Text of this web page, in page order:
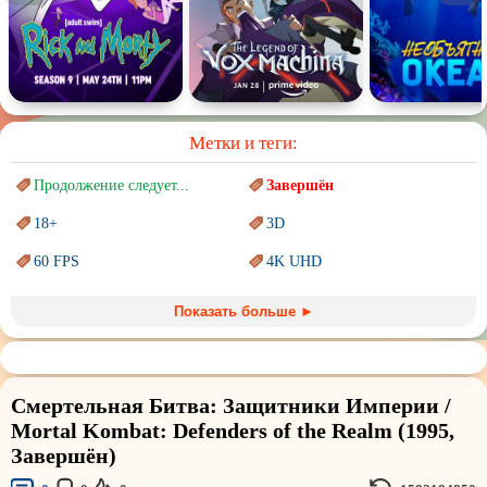
Метки и теги:
Продолжение следует... Завершён
18+ 3D
60 FPS 4K UHD
Marvel PIXAR
Sci-Fi (Научнаяфантастика) Trash (трэш) movies
Авангард иСюрреализм Ангелы и Демоны
Аниме
Показать больше ►
Смертельная Битва: Защитники Империи /
Mortal Kombat: Defenders of the Realm (1995,
Завершён)